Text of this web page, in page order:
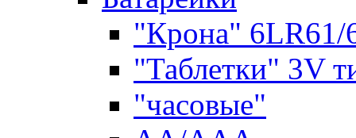
"Крона" 6LR61/
"Таблетки" 3V
"часовые"